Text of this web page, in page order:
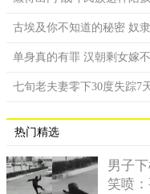
时，发现它们对奖励品的
猴们纷纷跳到保育员身上
单身汉群还不太习惯训练
抢食，另外两群已经可以
古埃及你不知道的秘密 奴
单身真的有罪 汉朝剩女嫁
七旬老夫妻零下30度失踪7
热门精选
男子
笑喷